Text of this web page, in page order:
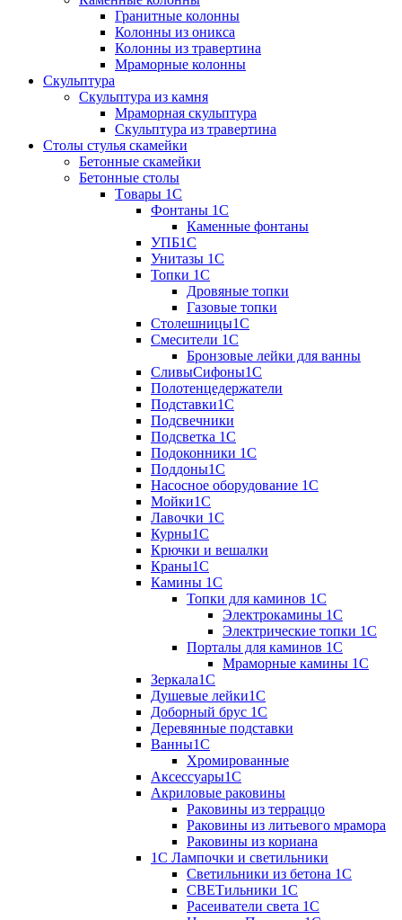
Гранитные колонны
Колонны из оникса
Колонны из травертина
Мраморные колонны
Скульптура
Скульптура из камня
Мраморная скульптура
Скульптура из травертина
Столы стулья скамейки
Бетонные скамейки
Бетонные столы
Tовары 1C
Фонтаны 1C
Каменные фонтаны
УПБ1С
Унитазы 1С
Топки 1С
Дровяные топки
Газовые топки
Столешницы1С
Смесители 1С
Бронзовые лейки для ванны
СливыСифоны1С
Полотенцедержатели
Подставки1С
Подсвечники
Подсветка 1С
Подоконники 1С
Поддоны1С
Насосное оборудование 1С
Мойки1С
Лавочки 1С
Курны1С
Крючки и вешалки
Краны1С
Камины 1C
Топки для каминов 1C
Электрокамины 1С
Электрические топки 1C
Порталы для каминов 1С
Мраморные камины 1C
Зеркала1С
Душевые лейки1С
Доборный брус 1С
Деревянные подставки
Ванны1С
Хромированные
Аксессуары1С
Акриловые раковины
Раковины из терраццо
Раковины из литьевого мрамора
Раковины из кориана
1С Лампочки и светильники
Светильники из бетона 1С
СВЕТильники 1С
Расеиватели света 1С